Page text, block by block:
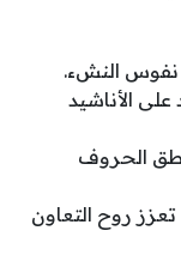
نفوس النشء.
الأناشيد
الحروف
تعزز روح التعاون